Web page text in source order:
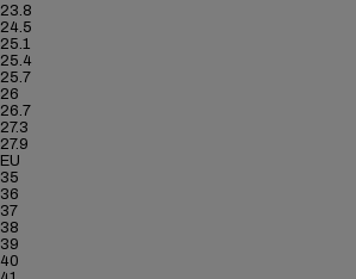
23.8
24.5
25.1
25.4
25.7
26
26.7
27.3
27.9
EU
35
36
37
38
39
40